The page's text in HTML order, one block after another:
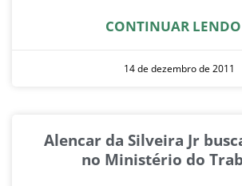
CONTINUAR
14 de dezembro de 2011
Alencar da Silveira Jr
no Ministério do